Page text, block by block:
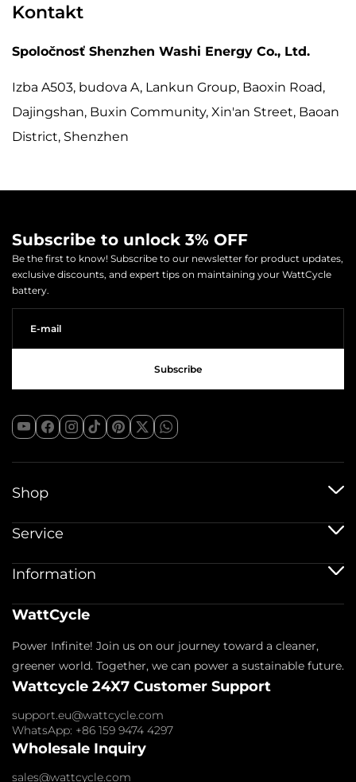
Kontakt
Spoločnosť Shenzhen Washi Energy Co., Ltd.
Izba A503, budova A, Lankun Group, Baoxin Road,
Dajingshan, Buxin Community, Xin'an Street, Baoan
District, Shenzhen
Subscribe to unlock 3% OFF
Be the first to know! Subscribe to our newsletter for product updates,
exclusive discounts, and expert tips on maintaining your WattCycle
battery.
Shop
12V batérie
48V batérie
Príslušenstvo pre batérie
Service
Prepravná služba
Vrátenie a vrátenie peňazí
Zmluvné podmienky
Platobná politika
Information
Odtlačok
Kontaktujte nás
Často kladené otázky
Blogy
WattCycle
Power Infinite! Join us on our journey toward a cleaner,
greener world. Together, we can power a sustainable future.
Wattcycle 24X7 Customer Support
support.eu@wattcycle.com
WhatsApp: +86 159 9474 4297
Wholesale Inquiry
sales@wattcycle.com